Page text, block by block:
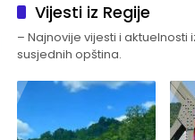
Vijesti iz Regije
– Najnovije vijesti i aktuelnosti
susjednih opština.